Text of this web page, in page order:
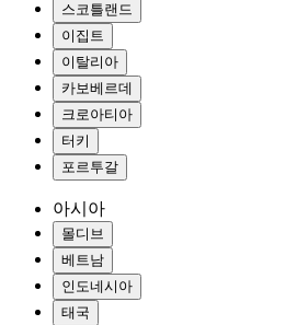
스코틀랜드
이집트
이탈리아
카보베르데
크로아티아
터키
포르투갈
아시아
몰디브
베트남
인도네시아
태국